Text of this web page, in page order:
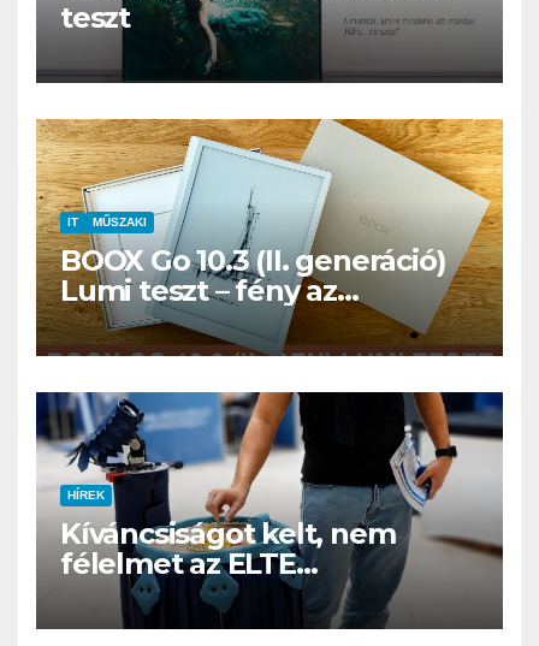
teszt
IT MŰSZAKI
BOOX Go 10.3 (II. generáció)
Lumi teszt – fény az
éjszakában, fél könyvtár a
családi csomagban
HÍREK
Kíváncsiságot kelt, nem
félelmet az ELTE
etológusainak felszolgáló
robotja